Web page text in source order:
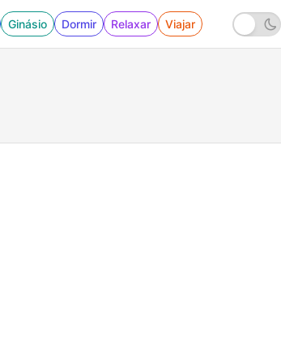
Ginásio Dormir Relaxar Viajar